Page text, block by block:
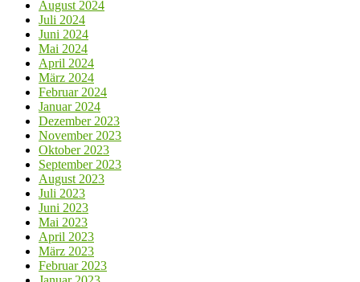
August 2024
Juli 2024
Juni 2024
Mai 2024
April 2024
März 2024
Februar 2024
Januar 2024
Dezember 2023
November 2023
Oktober 2023
September 2023
August 2023
Juli 2023
Juni 2023
Mai 2023
April 2023
März 2023
Februar 2023